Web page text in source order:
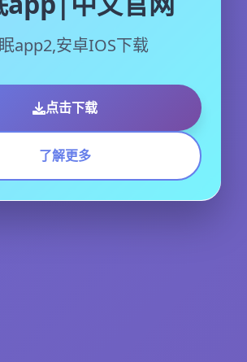
app2,安卓IOS下载
点击下载
了解更多